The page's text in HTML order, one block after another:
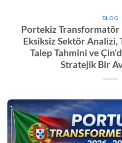
BLOG
Portekiz Transformatör
Eksiksiz Sektör Analizi,
Talep Tahmini ve
Stratejik Bir